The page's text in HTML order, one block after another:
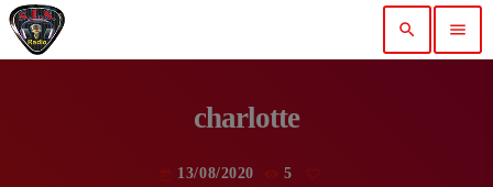
search menu
charlotte
13/08/2020 5